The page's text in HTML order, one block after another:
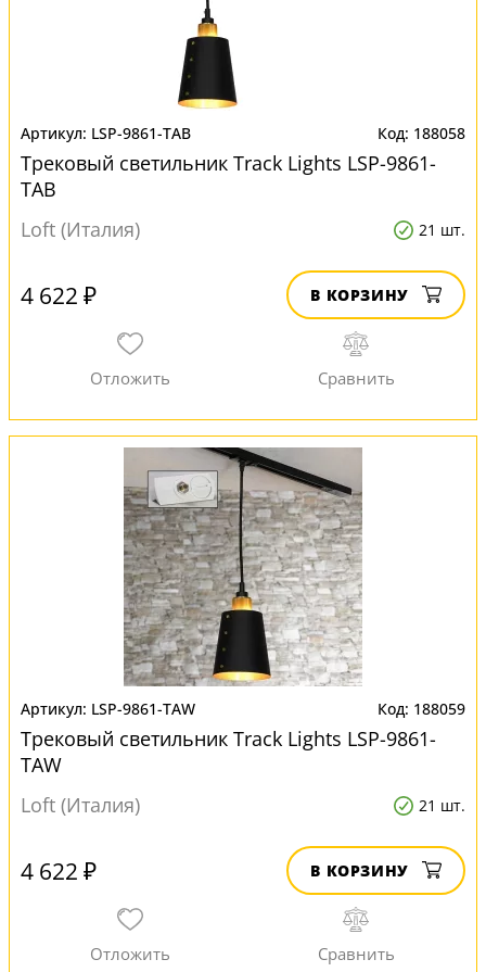
LSP-9861-TAB 188058
Трековый светильник Track Lights LSP-9861-
TAB
Loft (Италия)
21 шт.
4 622 ₽ В КОРЗИНУ
LSP-9861-TAW 188059
Трековый светильник Track Lights LSP-9861-
TAW
Loft (Италия)
21 шт.
4 622 ₽ В КОРЗИНУ